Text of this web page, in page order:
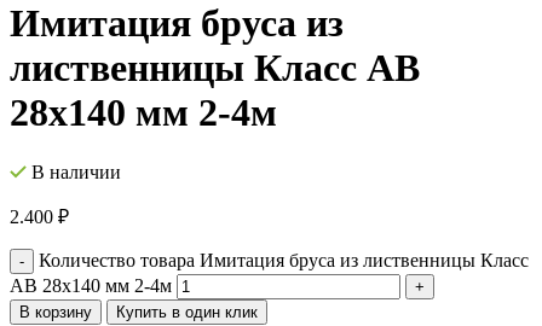
Имитация бруса из
лиственницы Класс AB
28х140 мм 2-4м
В наличии
2.400 ₽
Количество товара Имитация бруса из лиственницы Класс
AB 28х140 мм 2-4м
В корзину Купить в один клик